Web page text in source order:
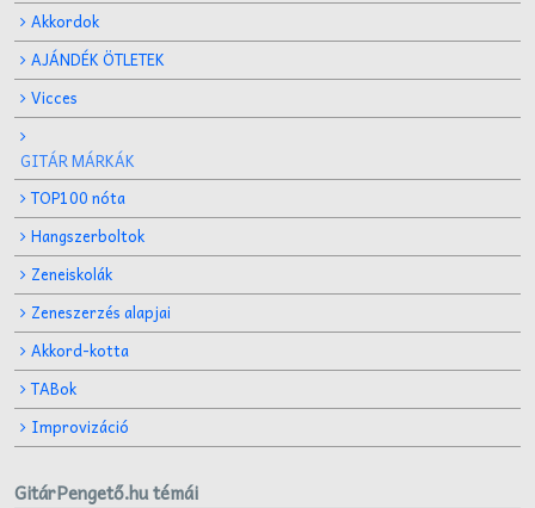
Akkordok
AJÁNDÉK ÖTLETEK
Vicces
GITÁR MÁRKÁK
TOP100 nóta
Hangszerboltok
Zeneiskolák
Zeneszerzés alapjai
Akkord-kotta
TABok
Improvizáció
GitárPengető.hu témái